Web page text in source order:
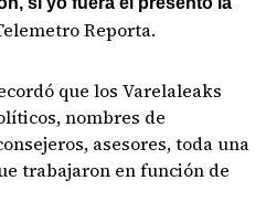
Reporta.
que los Varelaleaks
nombres de
asesores, toda una
trabajaron en función de